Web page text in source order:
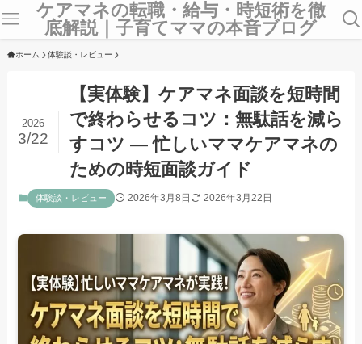
ケアマネの転職・給与・時短術を徹
底解説｜子育てママの本音ブログ
ホーム 体験談・レビュー
【実体験】ケアマネ面談を短時間
で終わらせるコツ：無駄話を減ら
すコツ — 忙しいママケアマネの
ための時短面談ガイド
2026
3/22
体験談・レビュー 2026年3月8日 2026年3月22日